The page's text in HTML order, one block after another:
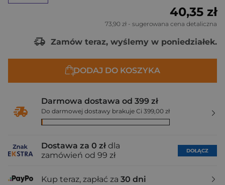
40,35 zł
73,90 zł - sugerowana cena detaliczna
Zamów teraz, wyślemy w poniedziałek.
DODAJ DO KOSZYKA
Darmowa dostawa od 399 zł
Do darmowej dostawy brakuje Ci 399,00 zł
Dostawa za 0 zł dla
zamówień od 99 zł
DOŁĄCZ
Kup teraz, zapłać za 30 dni